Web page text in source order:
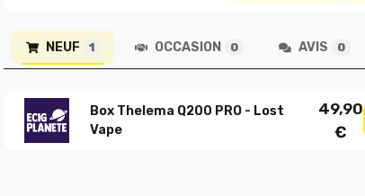
NEUF 1 OCCASION 0 AVIS 0
Box Thelema Q200 PRO - Lost
Vape
49,90
€